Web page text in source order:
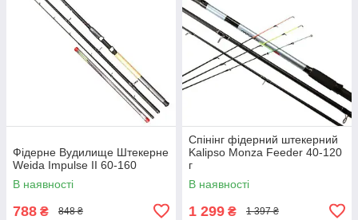
Фідерне Вудилище Штекерне
Weida Impulse II 60-160
В наявності
788 ₴ 848 ₴
Спінінг фідерний штекерний
Kalipso Monza Feeder 40-120
г
В наявності
1 299 ₴ 1 397 ₴